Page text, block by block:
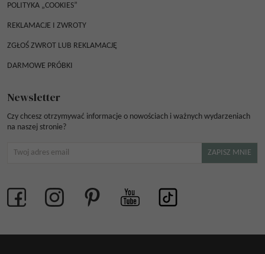
POLITYKA „COOKIES”
REKLAMACJE I ZWROTY
ZGŁOŚ ZWROT LUB REKLAMACJĘ
DARMOWE PRÓBKI
Newsletter
Czy chcesz otrzymywać informacje o nowościach i ważnych wydarzeniach
na naszej stronie?